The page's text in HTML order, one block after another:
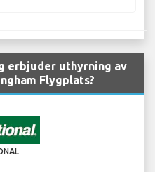
erbjuder uthyrning av
Flygplats?